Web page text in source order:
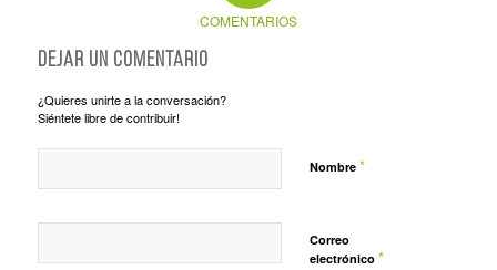
COMENTARIOS
Dejar un comentario
¿Quieres unirte a la conversación?
Siéntete libre de contribuir!
Nombre *
Correo
electrónico *